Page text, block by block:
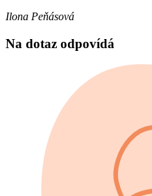
Ilona Peňásová
Na dotaz odpovídá